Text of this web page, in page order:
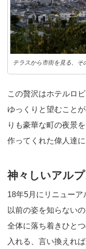
テラスから市街を見る、
この贅沢はホテルロ
ゆっくりと望むこと
りも豪華な町の夜景
作ってくれた偉人達に
神々しいアル
18年5月にリニューア
以前の姿を知らない
全体に落ち着きひと
入れる、言い換えれ